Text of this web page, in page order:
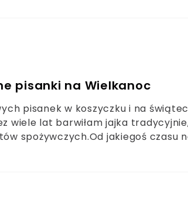
pisanki na Wielkanoc
pisanek w koszyczku i na
wiele lat barwiłam jajka
spożywczych.Od jakiegoś czasu